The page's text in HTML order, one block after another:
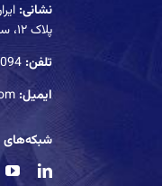
نشانی:
پلاک ۱۲، ساختمان تارا، طبقه ۷
تلفن:
ایمیل:
شبکه‌های